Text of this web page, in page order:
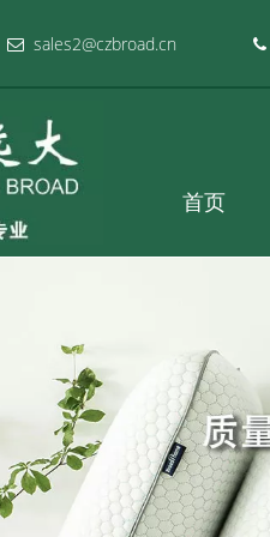
 sales2@czbroad.cn 
首页